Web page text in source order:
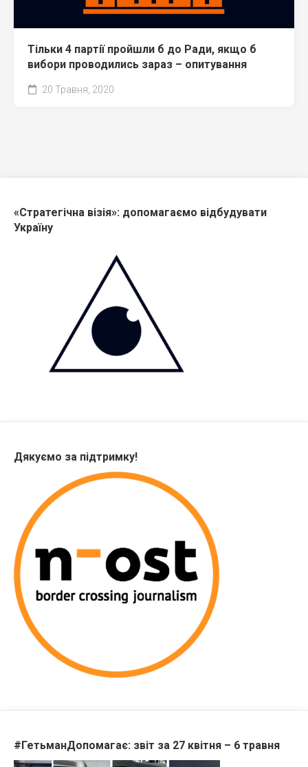
Тільки 4 партії пройшли б до Ради, якщо б
вибори проводились зараз – опитування
20 Травня, 2020
«Стратегічна візія»: допомагаємо відбудувати
Україну
Дякуємо за підтримку!
#ГетьманДопомагає: звіт за 27 квітня – 6 травня